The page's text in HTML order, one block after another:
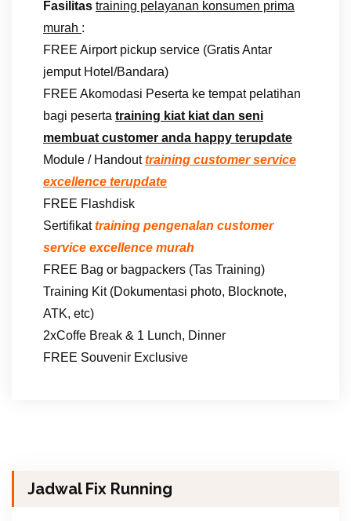
Fasilitas training pelayanan konsumen prima
murah :
FREE Airport pickup service (Gratis Antar
jemput Hotel/Bandara)
FREE Akomodasi Peserta ke tempat pelatihan
bagi peserta training kiat kiat dan seni
membuat customer anda happy terupdate
Module / Handouttraining customer service
excellence terupdate
FREE Flashdisk
Sertifikattraining pengenalan customer
service excellence murah
FREE Bag or bagpackers (Tas Training)
Training Kit (Dokumentasi photo, Blocknote,
ATK, etc)
2xCoffe Break & 1 Lunch, Dinner
FREE Souvenir Exclusive
Jadwal Fix Running